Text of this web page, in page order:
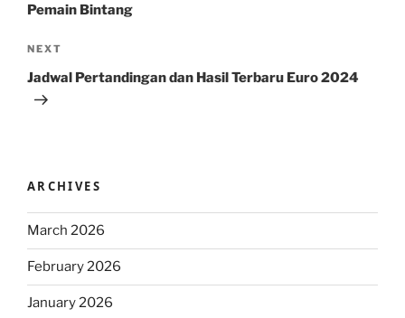
Pemain Bintang
Next
Post
NEXT
Jadwal Pertandingan dan Hasil Terbaru Euro 2024
ARCHIVES
March 2026
February 2026
January 2026